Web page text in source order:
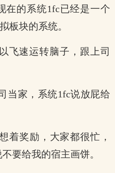
在的系统1fc已经是一个
板块的系统。
速运转脑子，跟上司
当家，系统1fc说放屁给
着奖励，大家都很忙，
要给我的宿主画饼。